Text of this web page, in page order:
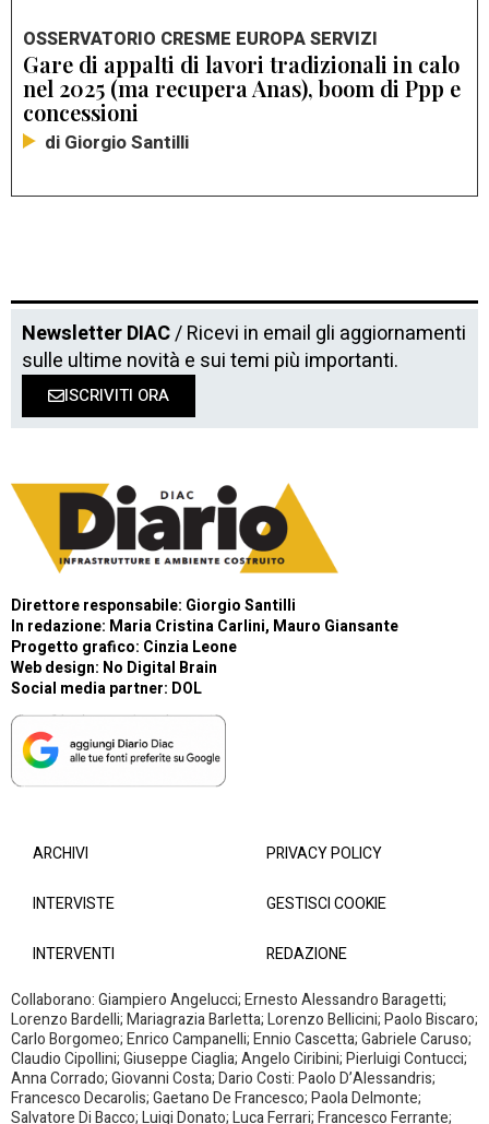
OSSERVATORIO CRESME EUROPA SERVIZI
Gare di appalti di lavori tradizionali in calo
nel 2025 (ma recupera Anas), boom di Ppp e
concessioni
di Giorgio Santilli
Newsletter DIAC/ Ricevi in email gli aggiornamenti
sulle ultime novità e sui temi più importanti.
ISCRIVITI ORA
Direttore responsabile: Giorgio Santilli
In redazione: Maria Cristina Carlini, Mauro Giansante
Progetto grafico: Cinzia Leone
Web design: No Digital Brain
Social media partner: DOL
ARCHIVI
INTERVISTE
INTERVENTI
PRIVACY POLICY
GESTISCI COOKIE
REDAZIONE
Collaborano: Giampiero Angelucci; Ernesto Alessandro Baragetti;
Lorenzo Bardelli; Mariagrazia Barletta; Lorenzo Bellicini; Paolo Biscaro;
Carlo Borgomeo; Enrico Campanelli; Ennio Cascetta; Gabriele Caruso;
Claudio Cipollini; Giuseppe Ciaglia; Angelo Ciribini; Pierluigi Contucci;
Anna Corrado; Giovanni Costa; Dario Costi: Paolo D’Alessandris;
Francesco Decarolis; Gaetano De Francesco; Paola Delmonte;
Salvatore Di Bacco; Luigi Donato; Luca Ferrari; Francesco Ferrante;